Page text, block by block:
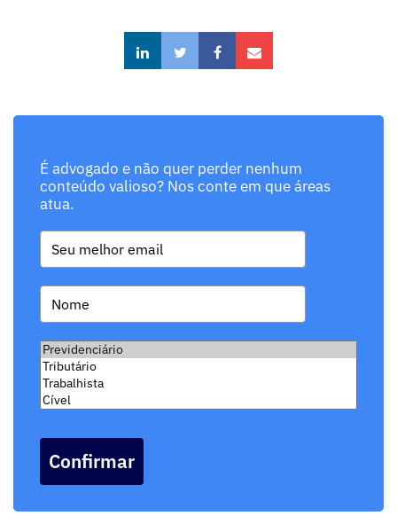
É advogado e não quer perder nenhum
conteúdo valioso? Nos conte em que áreas
atua.
Confirmar